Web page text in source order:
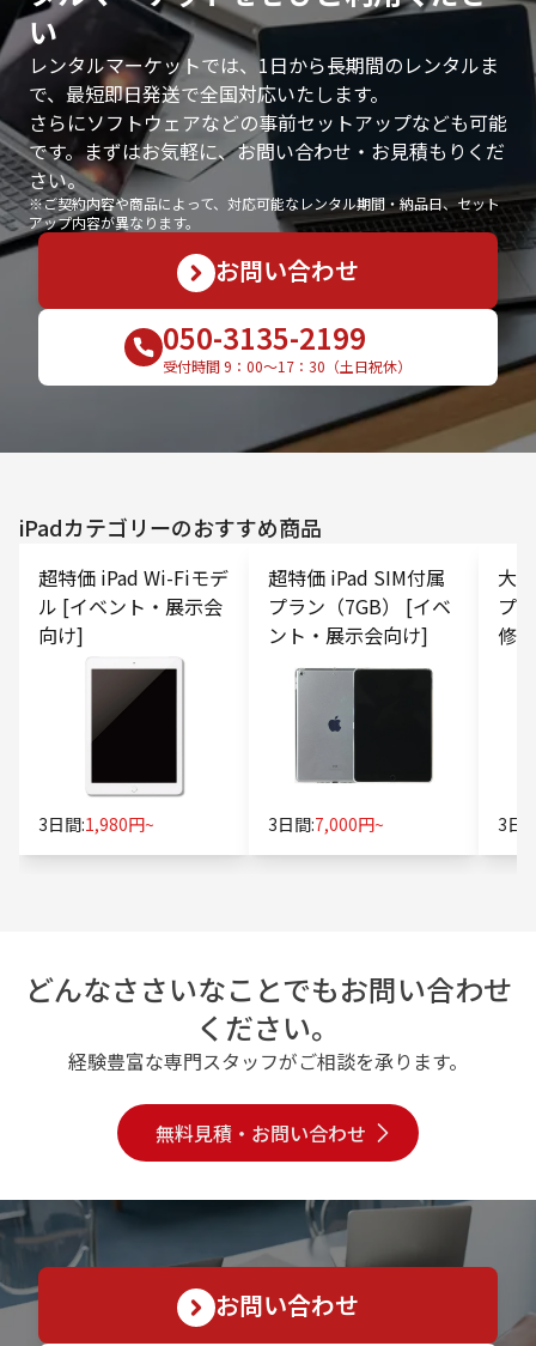
い
レンタルマーケットでは、1日から長期間のレンタルま
で、最短即日発送で全国対応いたします。
さらにソフトウェアなどの事前セットアップなども可能
です。まずはお気軽に、お問い合わせ・お見積もりくだ
さい。
※ご契約内容や商品によって、対応可能なレンタル期間・納品日、セット
アップ内容が異なります。
お問い合わせ
050-3135-2199
受付時間 9：00〜17：30（土日祝休）
iPadカテゴリーのおすすめ商品
超特価 iPad Wi-Fiモデ
ル [イベント・展示会
向け]
3日間:1,980円~
超特価 iPad SIM付属
プラン（7GB） [イベ
ント・展示会向け]
3日間:7,000円~
大
プ
修
3日
どんなささいなことでもお問い合わせ
ください。
経験豊富な専門スタッフがご相談を承ります。
無料見積・お問い合わせ
お問い合わせ